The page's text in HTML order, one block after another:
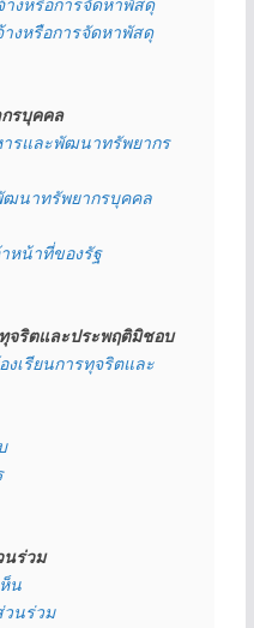
งหรือการจัดหาพัสดุ
งหรือการจัดหาพัสดุ
รบุคคล
รและพัฒนาทรัพยากร
ฒนาทรัพยากรบุคคล
หน้าที่ของรัฐ
ทุจริตและประพฤติมิชอบ
งเรียนการทุจริตและ
นร่วม
น
วนร่วม